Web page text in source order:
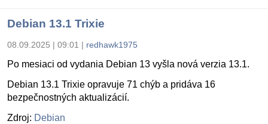
Debian 13.1 Trixie
08.09.2025 | 09:01 | redhawk1975
Po mesiaci od vydania Debian 13 vyšla nová verzia 13.1.
Debian 13.1 Trixie opravuje 71 chýb a pridáva 16
bezpečnostných aktualizácií.
Zdroj: Debian